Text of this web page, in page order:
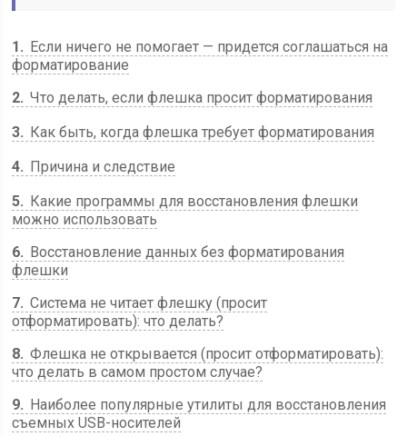
1
Если ничего не помогает — придется соглашаться на
форматирование
2 Что делать, если флешка просит форматирования
3
Как быть, когда флешка требует форматирования
4
Причина и следствие
5
Какие программы для восстановления флешки
можно использовать
6
Восстановление данных без форматирования
флешки
7 Система не читает флешку (просит
отформатировать): что делать?
8 Флешка не открывается (просит отформатировать):
что делать в самом простом случае?
9
Наиболее популярные утилиты для восстановления
съемных USB-носителей